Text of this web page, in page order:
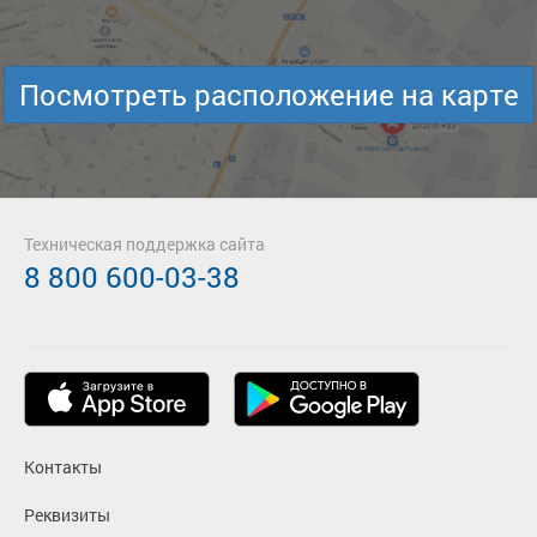
Посмотреть расположение на карте
Контакты
Реквизиты
Техническая поддержка сайта
8 800 600-03-38